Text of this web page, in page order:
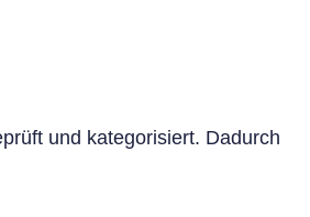
und kategorisiert. Dadurch